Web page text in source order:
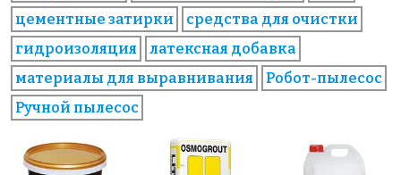
цементные затирки
средства для очистки
гидроизоляция
латексная добавка
материалы для выравнивания
Робот-пылесос
Ручной пылесос